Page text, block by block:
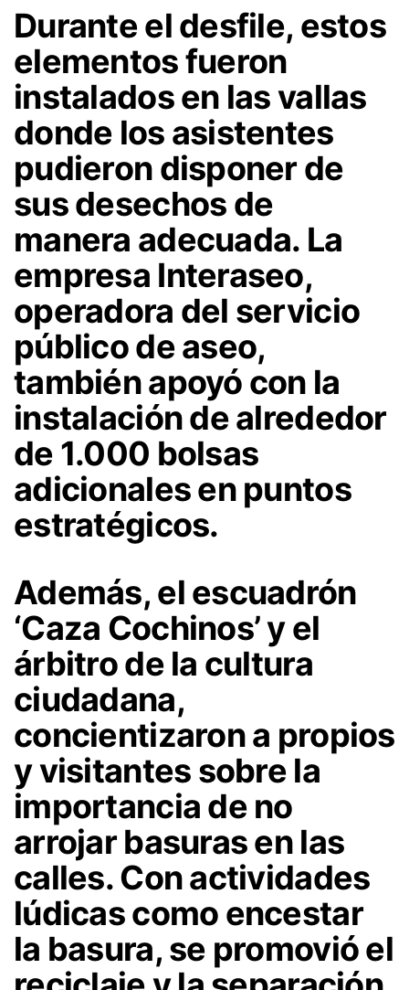
Durante el desfile, estos
elementos fueron
instalados en las vallas
donde los asistentes
pudieron disponer de
sus desechos de
manera adecuada. La
empresa Interaseo,
operadora del servicio
público de aseo,
también apoyó con la
instalación de alrededor
de 1.000 bolsas
adicionales en puntos
estratégicos.
Además, el escuadrón
‘Caza Cochinos’ y el
árbitro de la cultura
ciudadana,
concientizaron a propios
y visitantes sobre la
importancia de no
arrojar basuras en las
calles. Con actividades
lúdicas como encestar
la basura, se promovió el